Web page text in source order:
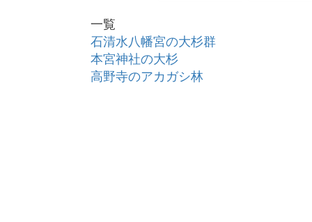
一覧
石清水八幡宮の大杉群
本宮神社の大杉
高野寺のアカガシ林